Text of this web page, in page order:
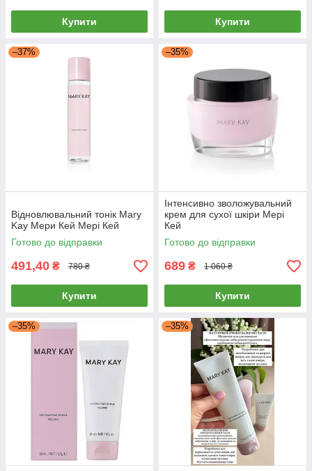
Купити Купити
–37%
Відновлювальний тонік Mary
Kay Мери Кей Мері Кей
Готово до відправки
491,40 ₴ 780 ₴
Купити
–35%
Інтенсивно зволожувальний
крем для сухої шкіри Мері
Кей
Готово до відправки
689 ₴ 1 060 ₴
Купити
–35% –35%